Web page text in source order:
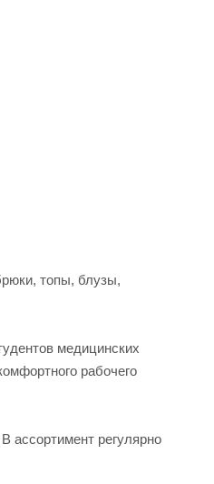
топы, блузы,
медицинских
рабочего
ассортимент регулярно